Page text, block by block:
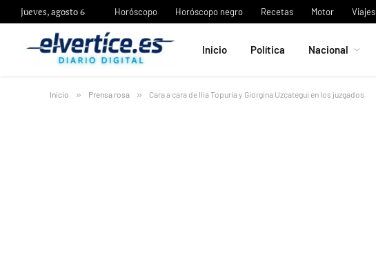
jueves, agosto 6 Horóscopo Horóscopo negro Recetas Motor Viajes
Inicio Política Nacional
Inicio » Prensa rosa » Cara a cara de Ilia Topuria y Giorgina Uzcategui en los juzgados